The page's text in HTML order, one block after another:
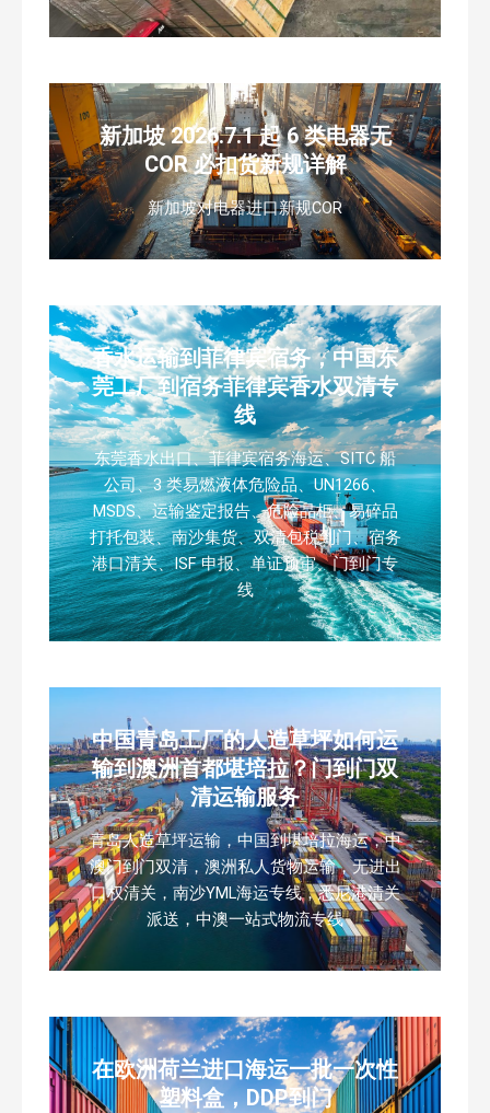
新加坡 2026.7.1 起 6 类电器无
COR 必扣货新规详解
新加坡对电器进口新规COR
香水运输到菲律宾宿务，中国东
莞工厂到宿务菲律宾香水双清专
线
东莞香水出口、菲律宾宿务海运、SITC 船
公司、3 类易燃液体危险品、UN1266、
MSDS、运输鉴定报告、危险品柜、易碎品
打托包装、南沙集货、双清包税到门、宿务
港口清关、ISF 申报、单证预审、门到门专
线
中国青岛工厂的人造草坪如何运
输到澳洲首都堪培拉？门到门双
清运输服务
青岛人造草坪运输，中国到堪培拉海运，中
澳门到门双清，澳洲私人货物运输，无进出
口权清关，南沙YML海运专线，悉尼港清关
派送，中澳一站式物流专线
在欧洲荷兰进口海运一批一次性
塑料盒，DDP到门